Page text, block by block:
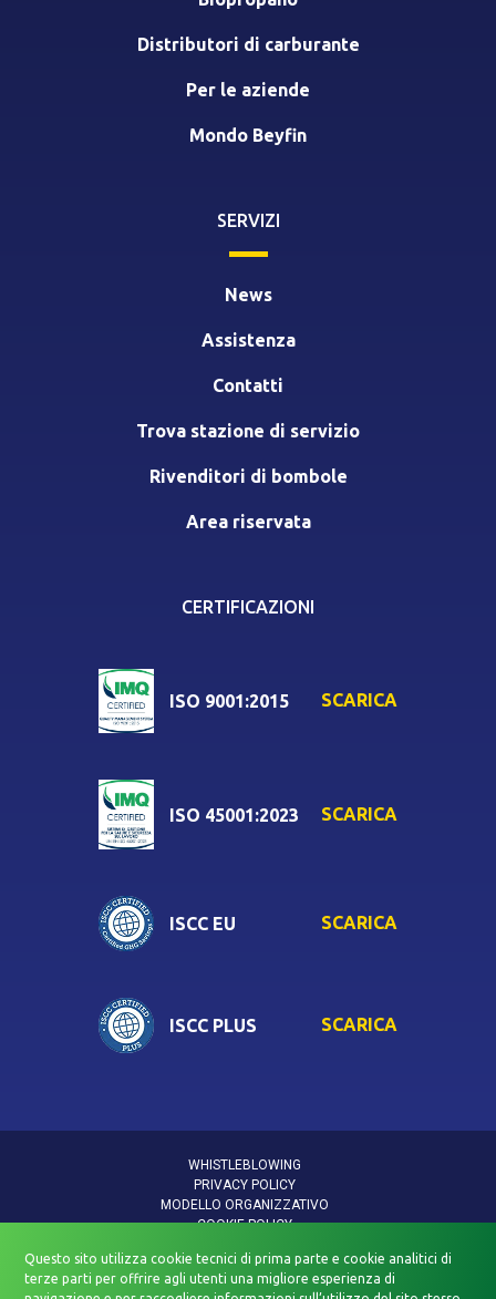
Distributori di carburante
Per le aziende
Mondo Beyfin
SERVIZI
News
Assistenza
Contatti
Trova stazione di servizio
Rivenditori di bombole
Area riservata
CERTIFICAZIONI
ISO 9001:2015 SCARICA
ISO 45001:2023 SCARICA
ISCC EU SCARICA
ISCC PLUS SCARICA
WHISTLEBLOWING
PRIVACY POLICY
MODELLO ORGANIZZATIVO
COOKIE POLICY
INFORMATIVA PRIVACY VIDEOSORVEGLIANZA
POLITICA QUALITÀ E SICUREZZA
Questo sito utilizza cookie tecnici di prima parte e cookie analitici di
terze parti per offrire agli utenti una migliore esperienza di